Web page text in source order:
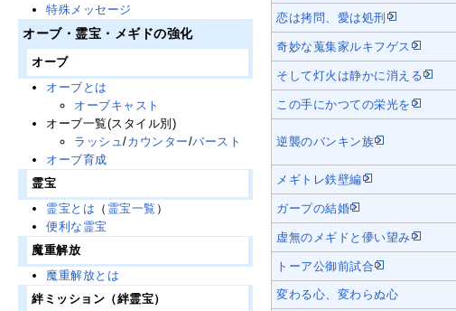
恋は拷問、愛は処刑
奇妙な蒐集家ルキフゲス
そして灯火は静かに消える
この手にかつての栄光を
逆襲のバンキン族
メギトレ鉄壁編
ガープの結婚
虚無のメギドと儚い望み
トーア公御前試合
変わる心、変わらぬ心
特殊メッセージ
オーブ・霊宝・メギドの強化
オーブ
オーブとは
オーブキャスト
オーブ一覧(スタイル別)
ラッシュ/カウンター/バースト
オーブ育成
霊宝
霊宝とは （ 霊宝一覧 ）
便利な霊宝
魔重解放
魔重解放とは
絆ミッション（絆霊宝）